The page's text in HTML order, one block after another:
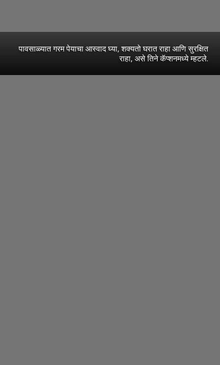
पावसाळ्यात गरम पेयाचा आस्वाद घ्या, शक्यतो घरात राहा आणि सुरक्षित
राहा, असे तिने कॅप्शनमध्ये म्हटले.